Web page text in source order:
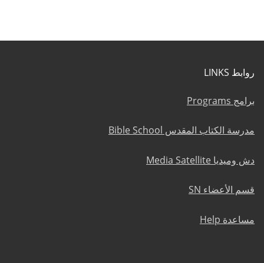
روابط LINKS
برامج Programs
مدرسة الكتاب المقدس Bible School
دش وميديا Media Satellite
قسم الأعضاء SN
مساعدة Help